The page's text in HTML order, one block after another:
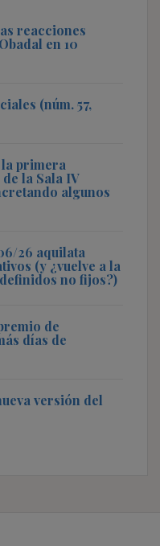
reacciones
en 10
(núm. 57,
la primera
la Sala IV
algunos
26 aquilata
(y ¿vuelve a la
no fijos?)
de
días de
versión del